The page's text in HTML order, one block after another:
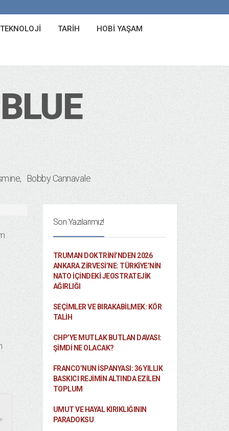
TARIH HOBI YAŞAM
Bobby Cannavale
Son Yazılarımız!
TRUMAN DOKTRINI’NDEN 2026
ANKARA ZIRVESI’NE: TÜRKIYE’NIN
NATO İÇINDEKI JEOSTRATEJIK
AĞIRLIĞI
SEÇIMLER VE BIRAKABILMEK: KÖR
TALIH
CHP’YE MUTLAK BUTLAN DAVASI:
ŞİMDİ NE OLACAK?
FRANCO’NUN İSPANYASI: 36 YILLIK
BASKICI REJIMIN ALTINDA EZILEN
TOPLUM
UMUT VE HAYAL KIRIKLIĞININ
PARADOKSU